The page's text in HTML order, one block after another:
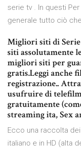
serie tv . In questi
generale tutto ciò
Migliori siti di
siti assolutamente
migliori siti per
gratis.Leggi anche
registrazione..
usufruire di
gratuitamente
streaming ita, Sex
Ecco una raccolta
italiano e in HD (alta